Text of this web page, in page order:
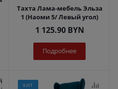
Тахта Лама-мебель Эльза
1 (Наоми 5/ Левый угол)
1 125.90BYN
Подробнее
ХИТ